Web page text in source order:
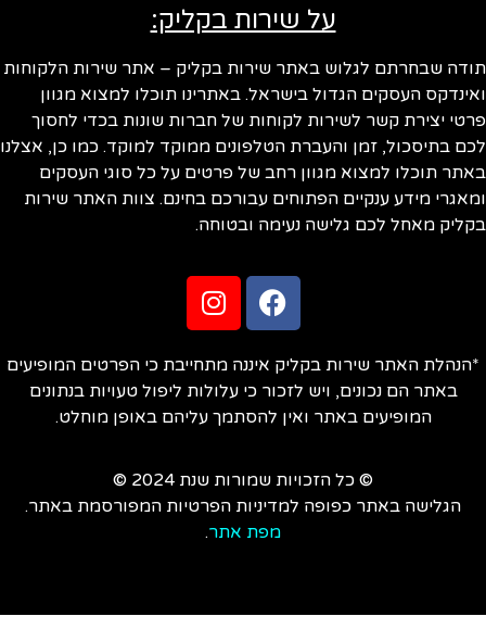
על שירות בקליק:
שבחרתם לגלוש באתר שירות בקליק – אתר שירות הלקוחות
העסקים הגדול בישראל. באתרינו תוכלו למצוא מגוון
יצירת קשר לשירות לקוחות של חברות שונות בכדי לחסוך
בתיסכול, זמן והעברת הטלפונים ממוקד למוקד. כמו כן, אצלנו
תוכלו למצוא מגוון רחב של פרטים על כל סוגי העסקים
מידע ענקיים הפתוחים עבורכם בחינם. צוות האתר שירות
מאחל לכם גלישה נעימה ובטוחה.
האתר שירות בקליק איננה מתחייבת כי הפרטים המופיעים
באתר הם נכונים, ויש לזכור כי עלולות ליפול טעויות בנתונים
המופיעים באתר ואין להסתמך עליהם באופן מוחלט.
© כל הזכויות שמורות שנת 2024 ©
הגלישה באתר כפופה למדיניות הפרטיות המפורסמת באתר.
מפת אתר.